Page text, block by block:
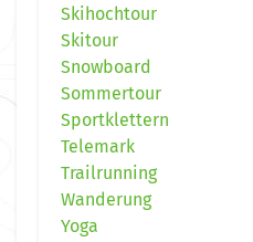
Skihochtour
Skitour
Snowboard
Sommertour
Sportklettern
Telemark
Trailrunning
Wanderung
Yoga